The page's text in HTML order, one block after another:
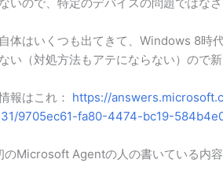
体はいくつも出てきて、Windows 8時
い（対処方法もアテにならない）ので
報はこれ： https://
9705ec61-fa80-4474-bc19-
のMicrosoft Agentの人の書いている内